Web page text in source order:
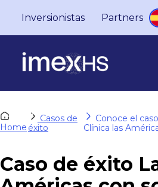
Inversionistas Partners
Home
Casos de
éxito
Conoce el
Clínica las
Caso de éxito